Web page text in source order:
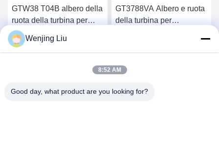
GTW38 T04B albero della
ruota della turbina per
turbocompressori 407276-
6 407276-19 446905-2
446905-5Chatta Adesso
GT3788VA Albero e ruota
della turbina per
5002S
Chatta Adesso
Wenjing Liu
8:52 AM
Good day, what product are you looking for?